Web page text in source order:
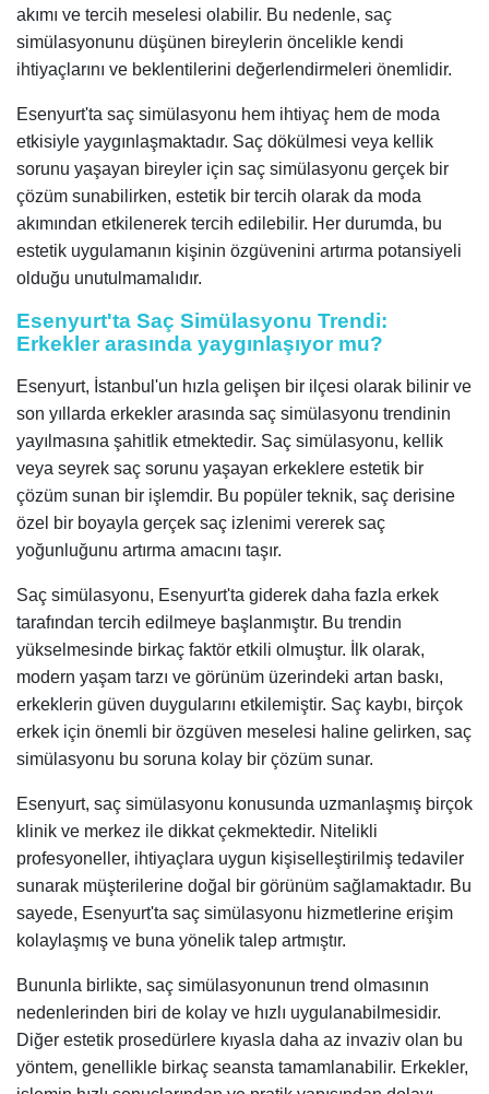
akımı ve tercih meselesi olabilir. Bu nedenle, saç
simülasyonunu düşünen bireylerin öncelikle kendi
ihtiyaçlarını ve beklentilerini değerlendirmeleri önemlidir.
Esenyurt'ta saç simülasyonu hem ihtiyaç hem de moda
etkisiyle yaygınlaşmaktadır. Saç dökülmesi veya kellik
sorunu yaşayan bireyler için saç simülasyonu gerçek bir
çözüm sunabilirken, estetik bir tercih olarak da moda
akımından etkilenerek tercih edilebilir. Her durumda, bu
estetik uygulamanın kişinin özgüvenini artırma potansiyeli
olduğu unutulmamalıdır.
Esenyurt'ta Saç Simülasyonu Trendi:
Erkekler arasında yaygınlaşıyor mu?
Esenyurt, İstanbul'un hızla gelişen bir ilçesi olarak bilinir ve
son yıllarda erkekler arasında saç simülasyonu trendinin
yayılmasına şahitlik etmektedir. Saç simülasyonu, kellik
veya seyrek saç sorunu yaşayan erkeklere estetik bir
çözüm sunan bir işlemdir. Bu popüler teknik, saç derisine
özel bir boyayla gerçek saç izlenimi vererek saç
yoğunluğunu artırma amacını taşır.
Saç simülasyonu, Esenyurt'ta giderek daha fazla erkek
tarafından tercih edilmeye başlanmıştır. Bu trendin
yükselmesinde birkaç faktör etkili olmuştur. İlk olarak,
modern yaşam tarzı ve görünüm üzerindeki artan baskı,
erkeklerin güven duygularını etkilemiştir. Saç kaybı, birçok
erkek için önemli bir özgüven meselesi haline gelirken, saç
simülasyonu bu soruna kolay bir çözüm sunar.
Esenyurt, saç simülasyonu konusunda uzmanlaşmış birçok
klinik ve merkez ile dikkat çekmektedir. Nitelikli
profesyoneller, ihtiyaçlara uygun kişiselleştirilmiş tedaviler
sunarak müşterilerine doğal bir görünüm sağlamaktadır. Bu
sayede, Esenyurt'ta saç simülasyonu hizmetlerine erişim
kolaylaşmış ve buna yönelik talep artmıştır.
Bununla birlikte, saç simülasyonunun trend olmasının
nedenlerinden biri de kolay ve hızlı uygulanabilmesidir.
Diğer estetik prosedürlere kıyasla daha az invaziv olan bu
yöntem, genellikle birkaç seansta tamamlanabilir. Erkekler,